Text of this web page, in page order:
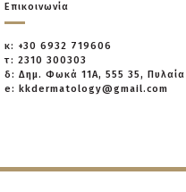
Επικοινωνία
κ: +30 6932 719606
τ: 2310 300303
δ: Δημ. Φωκά 11Α, 555 35, Πυλαία
e: kkdermatology@gmail.com